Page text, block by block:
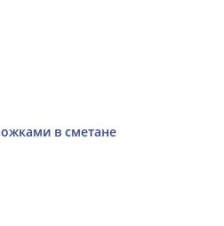
в сметане